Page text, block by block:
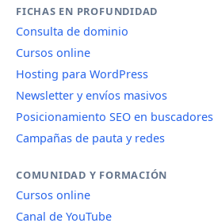
FICHAS EN PROFUNDIDAD
Consulta de dominio
Cursos online
Hosting para WordPress
Newsletter y envíos masivos
Posicionamiento SEO en buscadores
Campañas de pauta y redes
COMUNIDAD Y FORMACIÓN
Cursos online
Canal de YouTube